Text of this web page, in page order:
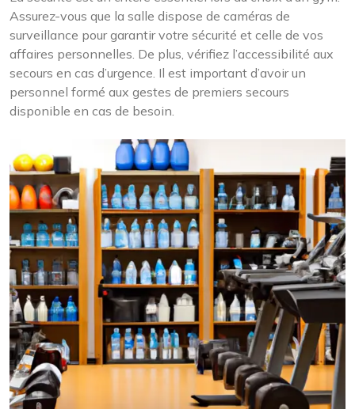
Assurez-vous que la salle dispose de caméras de
surveillance pour garantir votre sécurité et celle de vos
affaires personnelles. De plus, vérifiez l’accessibilité aux
secours en cas d’urgence. Il est important d’avoir un
personnel formé aux gestes de premiers secours
disponible en cas de besoin.